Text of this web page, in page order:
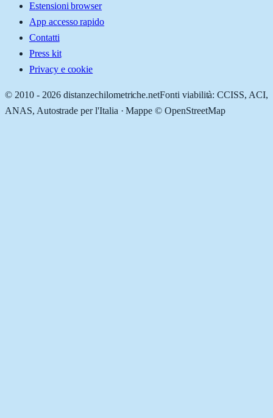
Estensioni browser
App accesso rapido
Contatti
Press kit
Privacy e cookie
© 2010 - 2026 distanzechilometriche.netFonti viabilità: CCISS, ACI,
ANAS, Autostrade per l'Italia · Mappe © OpenStreetMap